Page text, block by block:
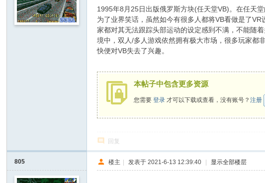
1995年8月25日出版俄罗斯方块(任天堂VB)。在任天
为了业界笑话，虽然如今有很多人都将VB看做是了
家都对其无法跟踪头部运动的设定感到不满，不能随
境中，双人/多人游戏依然拥有极大市场，很多玩家都
快便对VB失去了兴趣。
本帖子中包含更多资源
您需要登录 才可以下载或查看，没有账号？注册
回复
805 楼主 | 发表于 2021-6-13 12:39:40 | 显示全部楼层